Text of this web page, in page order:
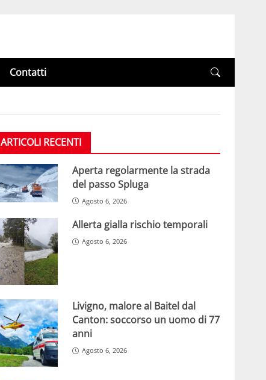
Contatti
ARTICOLI RECENTI
Aperta regolarmente la strada
del passo Spluga
Agosto 6, 2026
Allerta gialla rischio temporali
Agosto 6, 2026
Livigno, malore al Baitel dal
Canton: soccorso un uomo di 77
anni
Agosto 6, 2026